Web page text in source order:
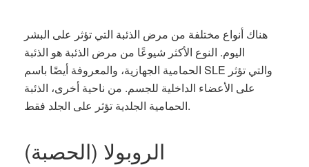
هناك أنواع مختلفة من مرض الذئبة التي تؤثر على البشر
اليوم. النوع الأكثر شيوعًا من مرض الذئبة هو الذئبة
الحمامية الجهازية، والمعروفة أيضًا باسم SLE والتي تؤثر
على الأعضاء الداخلية للجسم. من ناحية أخرى، الذئبة
الحمامية الجلدية تؤثر على الجلد فقط.
الروبولا (الحصبة)